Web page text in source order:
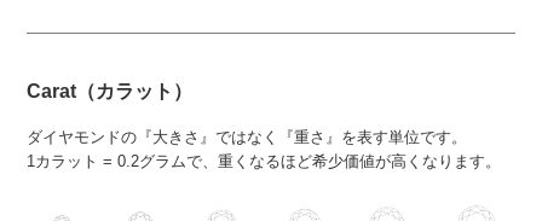
Carat（カラット）
ダイヤモンドの『大きさ』ではなく『重さ』を表す単位です。
1カラット = 0.2グラムで、重くなるほど希少価値が高くなります。